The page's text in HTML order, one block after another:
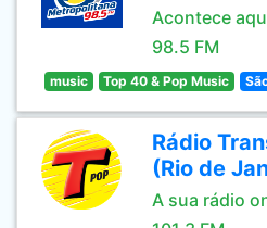
Acontece
98.5 FM
music Top 40 & Pop Music
Rádio
(Rio de
A sua rádio